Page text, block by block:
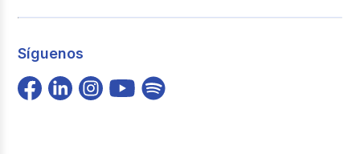
Síguenos